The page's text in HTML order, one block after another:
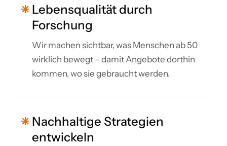
Lebensqualität durch
Forschung
Wir machen sichtbar, was Menschen ab 50
wirklich bewegt – damit Angebote dorthin
kommen, wo sie gebraucht werden.
Nachhaltige Strategien
entwickeln